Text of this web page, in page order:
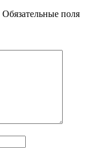
Обязательные поля